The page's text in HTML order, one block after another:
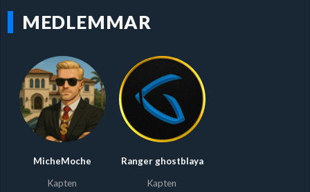
MEDLEMMAR
MicheMoche
Kapten
Ranger ghostblaya
Kapten